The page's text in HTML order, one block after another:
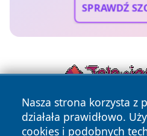
SPRAWDŹ
Nasza strona korzysta z
działała prawidłowo.
cookies i podobnych